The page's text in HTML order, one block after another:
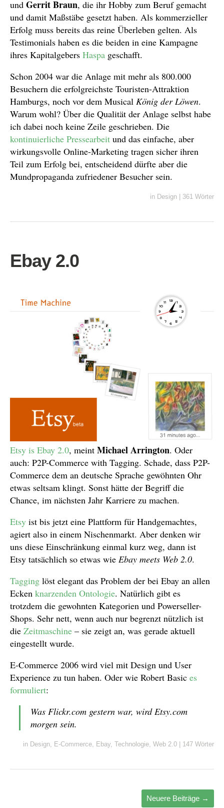
und Gerrit Braun, die ihr Hobby zum Beruf gemacht
und damit Maßstäbe gesetzt haben. Als kommerzieller
Erfolg muss bereits das reine Überleben gelten. Als
Testimonials haben es die beiden in eine Kampagne
ihres Kapitalgebers Haspa geschafft.
Schon 2004 war die Anlage mit mehr als 800.000
Besuchern die erfolgreichste Touristen-Attraktion
Hamburgs, noch vor dem Musical König der Löwen.
Warum wohl? Über die Qualität der Anlage selbst habe
ich dabei noch keine Zeile geschrieben. Die
kontinuierliche Pressearbeit und das einfache, aber
wirkungsvolle Online-Marketing tragen sicher ihren
Teil zum Erfolg bei, entscheidend dürfte aber die
Mundpropaganda zufriedener Besucher sein.
in Design 361 Wörter
Ebay 2.0
Etsy is Ebay 2.0, meint Michael Arrington. Oder
auch: P2P-Commerce with Tagging. Schade, dass P2P-
Commerce dem an deutsche Sprache gewöhnten Ohr
etwas seltsam klingt. Sonst hätte der Begriff die
Chance, im nächsten Jahr Karriere zu machen.
Etsy ist bis jetzt eine Plattform für Handgemachtes,
agiert also in einem Nischenmarkt. Aber denken wir
uns diese Einschränkung einmal kurz weg, dann ist
Etsy tatsächlich so etwas wie Ebay meets Web 2.0.
Tagging löst elegant das Problem der bei Ebay an allen
Ecken knarzenden Ontologie. Natürlich gibt es
trotzdem die gewohnten Kategorien und Powerseller-
Shops. Sehr nett, wenn auch nur begrenzt nützlich ist
die Zeitmaschine – sie zeigt an, was gerade aktuell
eingestellt wurde.
E-Commerce 2006 wird viel mit Design und User
Experience zu tun haben. Oder wie Robert Basic es
formuliert:
Was Flickr.com gestern war, wird Etsy.com
morgen sein.
in Design E-Commerce Ebay Technologie Web 2.0 147 Wörter
Neuere Beiträge →